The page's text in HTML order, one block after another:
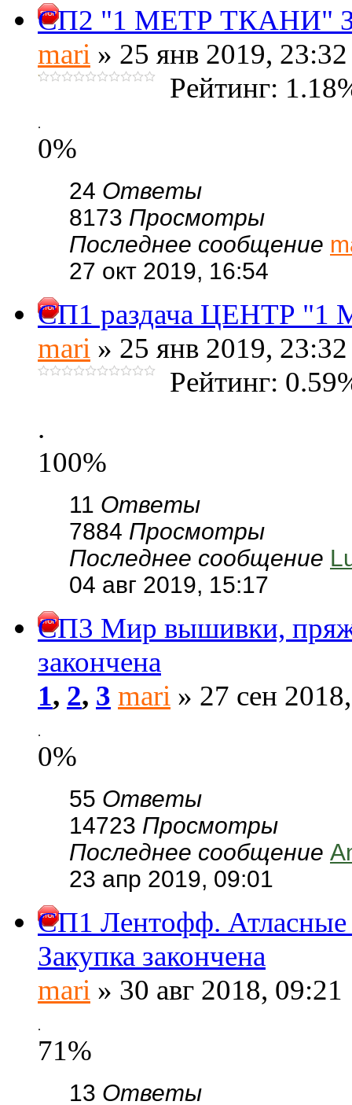
СП2 "1 МЕТР ТКАНИ"
mari » 25 янв 2019, 23:32
Рейтинг:
.
0%
24 Ответы
8173 Просмотры
Последнее сообщение
27 окт 2019, 16:54
СП1 раздача ЦЕНТР "1
mari » 25 янв 2019, 23:32
Рейтинг:
.
100%
11 Ответы
7884 Просмотры
Последнее сообщение
04 авг 2019, 15:17
СП3 Мир вышивки,
закончена
1, 2, 3 mari » 27 сен
.
0%
55 Ответы
14723 Просмотры
Последнее сообщение
23 апр 2019, 09:01
СП1 Лентофф. Атласные
Закупка закончена
mari » 30 авг 2018, 09:21
.
71%
13 Ответы